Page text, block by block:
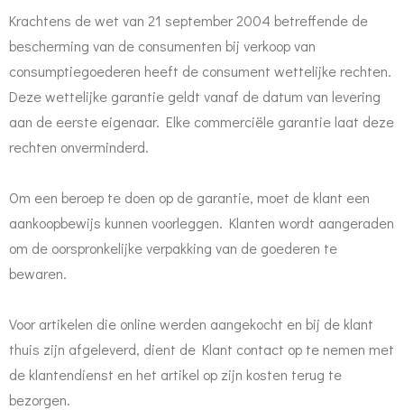
Krachtens de wet van 21 september 2004 betreffende de
bescherming van de consumenten bij verkoop van
consumptiegoederen heeft de consument wettelijke rechten.
Deze wettelijke garantie geldt vanaf de datum van levering
aan de eerste eigenaar. Elke commerciële garantie laat deze
rechten onverminderd.
Om een beroep te doen op de garantie, moet de klant een
aankoopbewijs kunnen voorleggen. Klanten wordt aangeraden
om de oorspronkelijke verpakking van de goederen te
bewaren.
Voor artikelen die online werden aangekocht en bij de klant
thuis zijn afgeleverd, dient de Klant contact op te nemen met
de klantendienst en het artikel op zijn kosten terug te
bezorgen.